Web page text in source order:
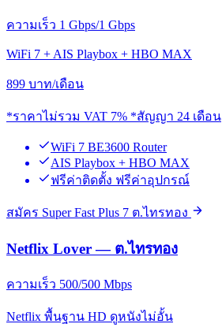
ความเร็ว 1 Gbps/1 Gbps
WiFi 7 + AIS Playbox + HBO MAX
899 บาท/เดือน
*ราคาไม่รวม VAT 7% *สัญญา 24 เดือน
WiFi 7 BE3600 Router
AIS Playbox + HBO MAX
ฟรีค่าติดตั้ง ฟรีค่าอุปกรณ์
สมัคร Super Fast Plus 7 ต.ไทรทอง
Netflix Lover — ต.ไทรทอง
ความเร็ว 500/500 Mbps
Netflix พื้นฐาน HD ดูหนังไม่อั้น